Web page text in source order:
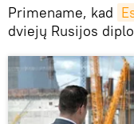
Primename, kad
dviejų Rusijos